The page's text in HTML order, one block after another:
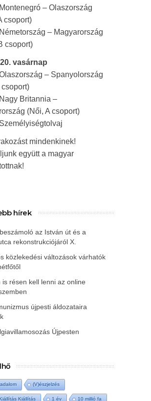
– Olaszország
csoport)
– Magyarország
csoport)
vasárnap
– Spanyolország
Britannia –
(Női, A csoport)
mindenkinek!
együtt a magyar
hírek
az István út és a
rekonstrukciójáról X.
közlekedési változások várhatók
is résen kell lenni az online
újpesti áldozataira
Újpesten
(V)észjelzés
Kiállítás 1 év 10 millió fa